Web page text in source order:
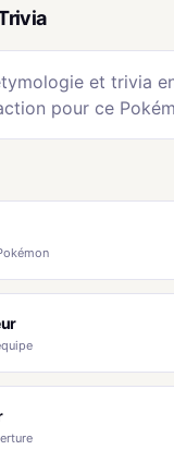
et trivia
pour ce